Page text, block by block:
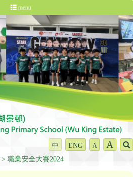
menu
中 ENG A A
職業安全大賽2024